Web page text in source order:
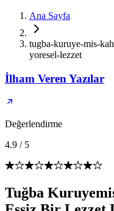
Ana Sayfa
tugba-kuruye-mis-
yoresel-lezzet
İlham Veren Yazılar
Değerlendirme
4.9 / 5
Tuğba